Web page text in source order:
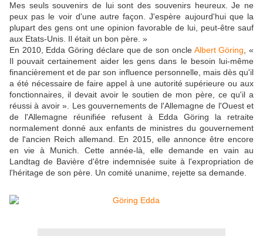
Mes seuls souvenirs de lui sont des souvenirs heureux. Je ne
peux pas le voir d'une autre façon. J'espère aujourd'hui que la
plupart des gens ont une opinion favorable de lui, peut-être sauf
aux Etats-Unis. Il était un bon père. »
En 2010, Edda Göring déclare que de son oncle Albert Göring , «
Il pouvait certainement aider les gens dans le besoin lui-même
financièrement et de par son influence personnelle, mais dès qu'il
a été nécessaire de faire appel à une autorité supérieure ou aux
fonctionnaires, il devait avoir le soutien de mon père, ce qu'il a
réussi à avoir ». Les gouvernements de l'Allemagne de l'Ouest et
de l'Allemagne réunifiée refusent à Edda Göring la retraite
normalement donné aux enfants de ministres du gouvernement
de l'ancien Reich allemand. En 2015, elle annonce être encore
en vie à Munich. Cette année-là, elle demande en vain au
Landtag de Bavière d'être indemnisée suite à l'expropriation de
l'héritage de son père. Un comité unanime, rejette sa demande.